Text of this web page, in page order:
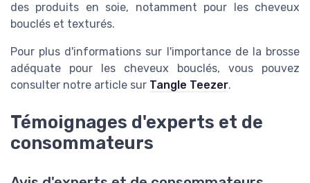
des produits en soie, notamment pour les cheveux
bouclés et texturés.
Pour plus d'informations sur l'importance de la brosse
adéquate pour les cheveux bouclés, vous pouvez
consulter notre article sur Tangle Teezer.
Témoignages d'experts et de
consommateurs